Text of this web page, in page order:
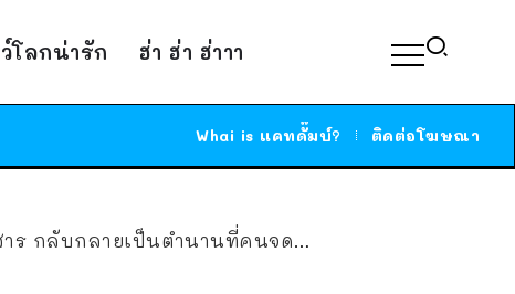
โลกน่ารัก ฮ่า ฮ่า ฮ่าาา
Whai is แคทดั๊มบ์? ติดต่อโฆษณา
านที่คนจดจำ จนตอนนี้มีอายุครบ 11 ปีแล้วนะ!